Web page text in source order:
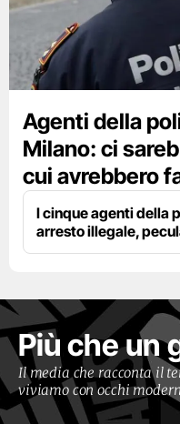
Agenti della
Milano: ci
cui avrebbero
I cinque agenti della
arresto illegale,
Più che un
Il media che racconta il
viviamo con occhi